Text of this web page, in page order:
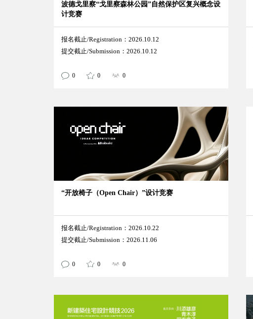
波德戈里察“戈里察森林公园”自然保护区复兴概念设
计竞赛
报名截止/Registration：2026.10.12
提交截止/Submission：2026.10.12
0 0 0
“开放椅子（Open Chair）”设计竞赛
报名截止/Registration：2026.10.22
提交截止/Submission：2026.11.06
0 0 0